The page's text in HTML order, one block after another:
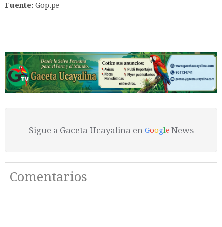
Fuente: Gop.pe
Sigue a Gaceta Ucayalina en Google News
Comentarios